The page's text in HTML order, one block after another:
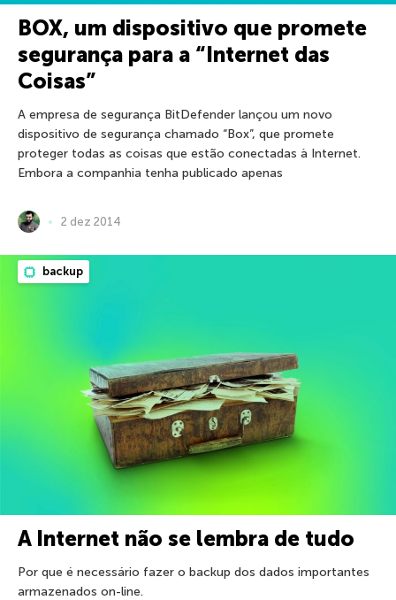
BOX, um dispositivo que promete
segurança para a “Internet das
Coisas”
A empresa de segurança BitDefender lançou um novo
dispositivo de segurança chamado “Box”, que promete
proteger todas as coisas que estão conectadas à Internet.
Embora a companhia tenha publicado apenas
2 dez 2014
backup
A Internet não se lembra de tudo
Por que é necessário fazer o backup dos dados importantes
armazenados on-line.